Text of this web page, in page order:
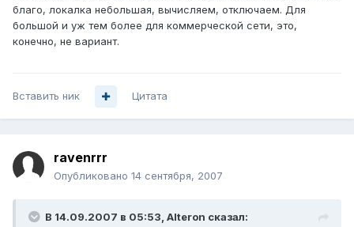
благо, локалка небольшая, вычисляем, отключаем. Для
большой и уж тем более для коммерческой сети, это,
конечно, не вариант.
Вставить ник Цитата
ravenrrr
Опубликовано 14 сентября, 2007
В 14.09.2007 в 05:53, Alteron сказал: